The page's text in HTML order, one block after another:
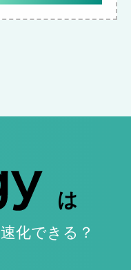
化できる？